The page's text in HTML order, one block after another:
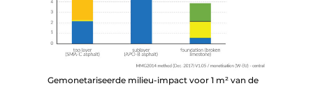
Gemonetariseerde milieu-impact voor 1 m² van de